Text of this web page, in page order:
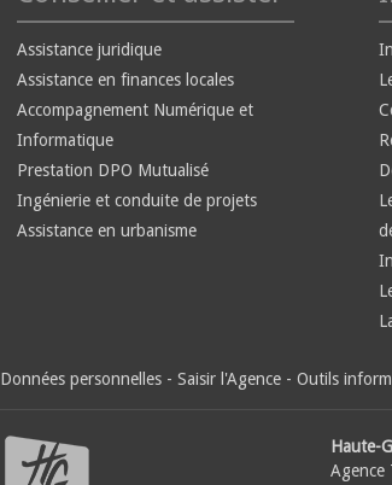
Assistance juridique
Assistance en finances locales
Accompagnement Numérique et
Informatique
Prestation DPO Mutualisé
Ingénierie et conduite de projets
Assistance en urbanisme
Données personnelles - Saisir l'Agence - Outils
Haute-
Agence